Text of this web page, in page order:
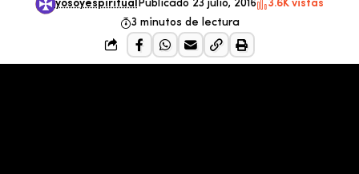
yosoyespiritual Publicado 23 julio, 2016
3.6K vistas
3 minutos de lectura